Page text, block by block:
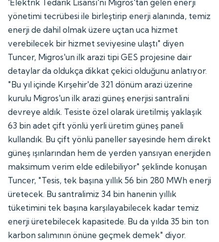
yönetimi tecrübesi ile birleştirip enerji alanında, temiz
enerji de dahil olmak üzere uçtan uca hizmet
verebilecek bir hizmet seviyesine ulaştı" diyen
Tuncer, Migros'un ilk arazi tipi GES projesine dair
detaylar da oldukça dikkat çekici olduğunu anlatıyor.
"Bu yıl içinde Kırşehir'de 321 dönüm arazi üzerine
kurulu Migros'un ilk arazi güneş enerjisi santralini
devreye aldık. Tesiste özel olarak üretilmiş yaklaşık
63 bin adet çift yönlü yerli üretim güneş paneli
kullandık. Bu çift yönlü paneller sayesinde hem direkt
güneş ışınlarından hem de yerden yansıyan enerjiden
maksimum verim elde edilebiliyor" şeklinde konuşan
Tuncer, "Tesis, tek başına yıllık 56 bin 280 MWh enerji
üretecek. Bu santralimiz 34 bin hanenin yıllık
tüketimini tek başına karşılayabilecek kadar temiz
enerji üretebilecek kapasitede. Bu da yılda 35 bin ton
karbon salımının önüne geçmek demek" diyor.